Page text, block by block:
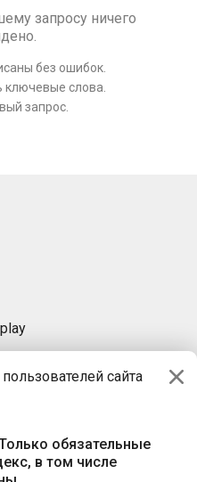
сайта
обязательные
в том числе
запросу ничего
без ошибок.
ключевые слова.
запрос.
БАЙ»
Минск, пр-т Независимости